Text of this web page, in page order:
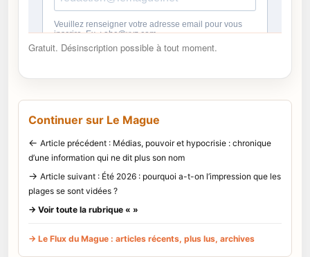
Gratuit. Désinscription possible à tout moment.
Continuer sur Le Mague
← Article précédent : Médias, pouvoir et hypocrisie : chronique
d’une information qui ne dit plus son nom
→ Article suivant : Été 2026 : pourquoi a-t-on l’impression que les
plages se sont vidées ?
→ Voir toute la rubrique « »
→ Le Flux du Mague : articles récents, plus lus, archives